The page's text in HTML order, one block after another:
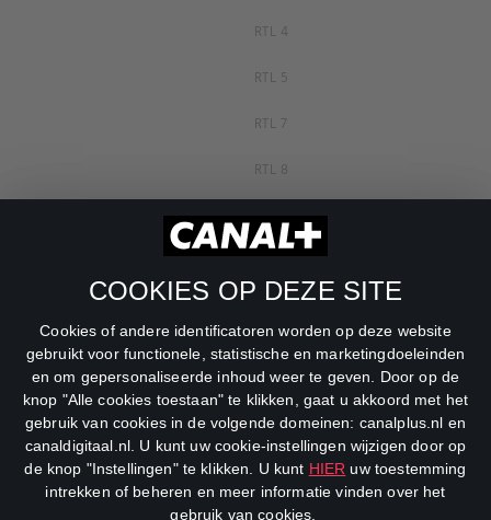
COOKIES OP DEZE SITE
Cookies of andere identificatoren worden op deze website
gebruikt voor functionele, statistische en marketingdoeleinden
en om gepersonaliseerde inhoud weer te geven. Door op de
knop "Alle cookies toestaan" te klikken, gaat u akkoord met het
gebruik van cookies in de volgende domeinen: canalplus.nl en
canaldigitaal.nl. U kunt uw cookie-instellingen wijzigen door op
de knop "Instellingen" te klikken. U kunt HIER uw toestemming
intrekken of beheren en meer informatie vinden over het
gebruik van cookies.
RTL 4
RTL 5
RTL 7
RTL 8
RTL Z
SBS6
Veronica
DreamWorks Channel